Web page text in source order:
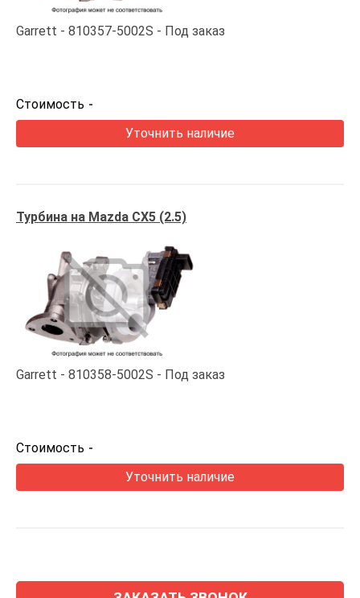
Garrett 810357-5002S Под заказ
Стоимость -
Уточнить наличие
Турбина на Mazda CX5 (2.5)
Garrett 810358-5002S Под заказ
Стоимость -
Уточнить наличие